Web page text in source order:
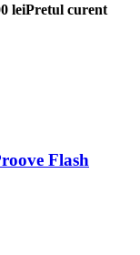
leiPretul curent
Flash